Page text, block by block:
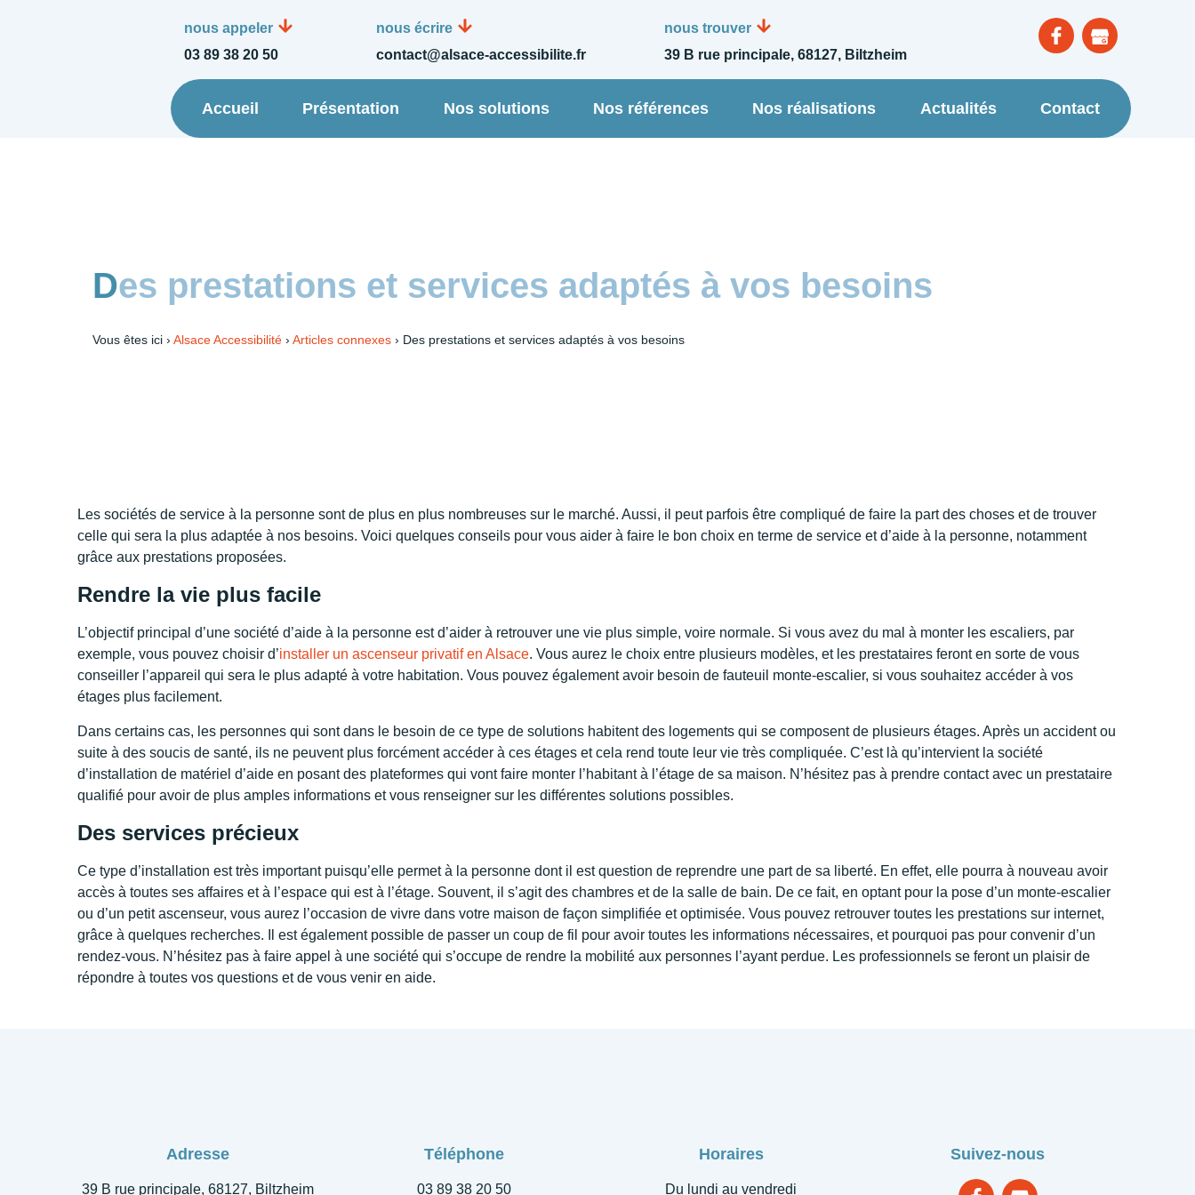
nous appeler
03 89 38 20 50
nous écrire
contact@alsace-accessibilite.fr
nous trouver
39 B rue principale, 68127, Biltzheim
Accueil Présentation Nos solutions Nos références Nos réalisations Actualités Contact
Des prestations et services adaptés à vos besoins
Vous êtes ici › Alsace Accessibilité › Articles connexes › Des prestations et services adaptés à vos besoins
Les sociétés de service à la personne sont de plus en plus nombreuses sur le marché. Aussi, il peut parfois être compliqué de faire la part des choses et de trouver
celle qui sera la plus adaptée à nos besoins. Voici quelques conseils pour vous aider à faire le bon choix en terme de service et d’aide à la personne, notamment
grâce aux prestations proposées.
Rendre la vie plus facile
L’objectif principal d’une société d’aide à la personne est d’aider à retrouver une vie plus simple, voire normale. Si vous avez du mal à monter les escaliers, par
exemple, vous pouvez choisir d’installer un ascenseur privatif en Alsace. Vous aurez le choix entre plusieurs modèles, et les prestataires feront en sorte de vous
conseiller l’appareil qui sera le plus adapté à votre habitation. Vous pouvez également avoir besoin de fauteuil monte-escalier, si vous souhaitez accéder à vos
étages plus facilement.
Dans certains cas, les personnes qui sont dans le besoin de ce type de solutions habitent des logements qui se composent de plusieurs étages. Après un accident ou
suite à des soucis de santé, ils ne peuvent plus forcément accéder à ces étages et cela rend toute leur vie très compliquée. C’est là qu’intervient la société
d’installation de matériel d’aide en posant des plateformes qui vont faire monter l’habitant à l’étage de sa maison. N’hésitez pas à prendre contact avec un prestataire
qualifié pour avoir de plus amples informations et vous renseigner sur les différentes solutions possibles.
Des services précieux
Ce type d’installation est très important puisqu’elle permet à la personne dont il est question de reprendre une part de sa liberté. En effet, elle pourra à nouveau avoir
accès à toutes ses affaires et à l’espace qui est à l’étage. Souvent, il s’agit des chambres et de la salle de bain. De ce fait, en optant pour la pose d’un monte-escalier
ou d’un petit ascenseur, vous aurez l’occasion de vivre dans votre maison de façon simplifiée et optimisée. Vous pouvez retrouver toutes les prestations sur internet,
grâce à quelques recherches. Il est également possible de passer un coup de fil pour avoir toutes les informations nécessaires, et pourquoi pas pour convenir d’un
rendez-vous. N’hésitez pas à faire appel à une société qui s’occupe de rendre la mobilité aux personnes l’ayant perdue. Les professionnels se feront un plaisir de
répondre à toutes vos questions et de vous venir en aide.
Adresse
39 B rue principale, 68127, Biltzheim
Téléphone
03 89 38 20 50
Horaires
Du lundi au vendredi
Suivez-nous